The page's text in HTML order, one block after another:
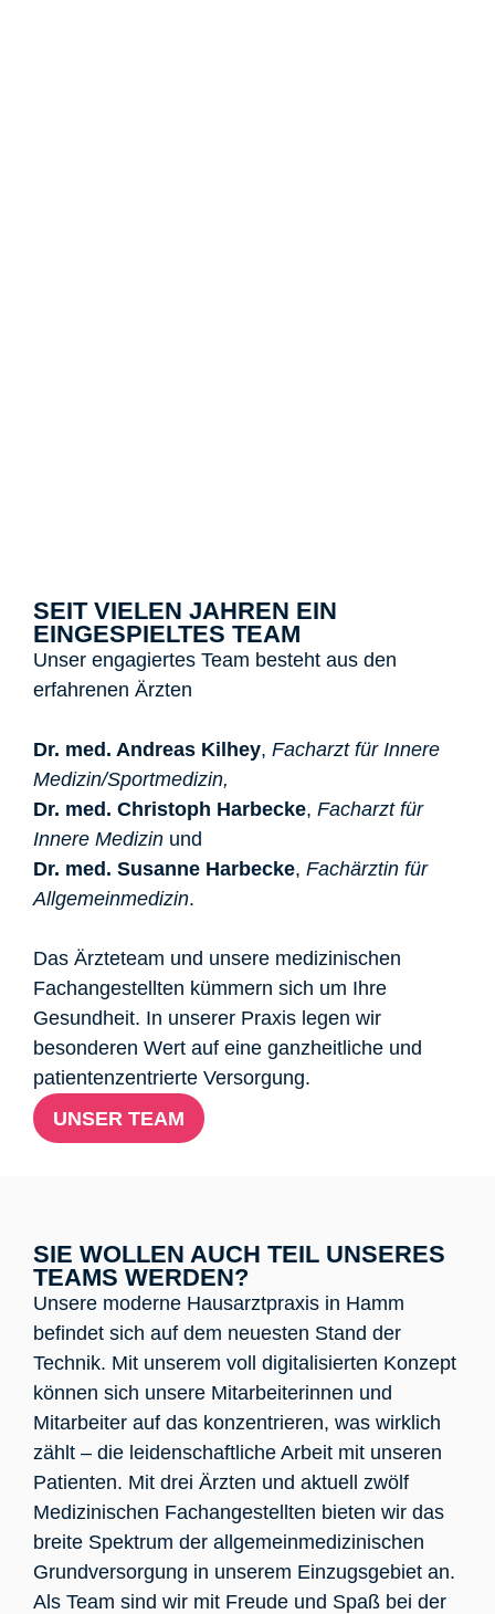
SEIT VIELEN JAHREN EIN
EINGESPIELTES TEAM
Unser engagiertes Team besteht aus den
erfahrenen Ärzten
Dr. med. Andreas Kilhey, Facharzt für Innere
Medizin/Sportmedizin,
Dr. med. Christoph Harbecke, Facharzt für
Innere Medizin und
Dr. med. Susanne Harbecke, Fachärztin für
Allgemeinmedizin.
Das Ärzteteam und unsere medizinischen
Fachangestellten kümmern sich um Ihre
Gesundheit. In unserer Praxis legen wir
besonderen Wert auf eine ganzheitliche und
patientenzentrierte Versorgung.
UNSER TEAM
SIE WOLLEN AUCH TEIL UNSERES
TEAMS WERDEN?
Unsere moderne Hausarztpraxis in Hamm
befindet sich auf dem neuesten Stand der
Technik. Mit unserem voll digitalisierten Konzept
können sich unsere Mitarbeiterinnen und
Mitarbeiter auf das konzentrieren, was wirklich
zählt – die leidenschaftliche Arbeit mit unseren
Patienten. Mit drei Ärzten und aktuell zwölf
Medizinischen Fachangestellten bieten wir das
breite Spektrum der allgemeinmedizinischen
Grundversorgung in unserem Einzugsgebiet an.
Als Team sind wir mit Freude und Spaß bei der